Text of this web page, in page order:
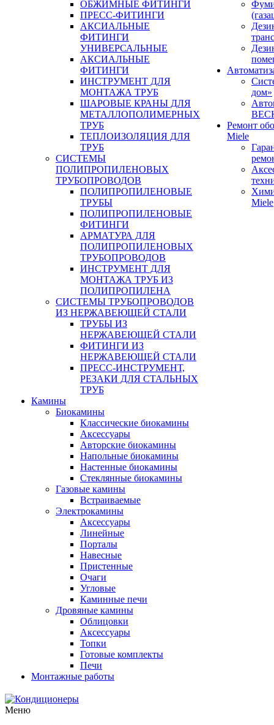
ОБЖИМНЫЕ ФИТИНГИ
ПРЕСС-ФИТИНГИ
АКСИАЛЬНЫЕ
ФИТИНГИ
УНИВЕРСАЛЬНЫЕ
АКСИАЛЬНЫЕ
ФИТИНГИ
ИНСТРУМЕНТ ДЛЯ
МОНТАЖА ТРУБ
ШАРОВЫЕ КРАНЫ ДЛЯ
МЕТАЛЛОПОЛИМЕРНЫХ
ТРУБ
ТЕПЛОИЗОЛЯЦИЯ ДЛЯ
ТРУБ
СИСТЕМЫ
ПОЛИПРОПИЛЕНОВЫХ
ТРУБОПРОВОДОВ
ПОЛИПРОПИЛЕНОВЫЕ
ТРУБЫ
ПОЛИПРОПИЛЕНОВЫЕ
ФИТИНГИ
АРМАТУРА ДЛЯ
ПОЛИПРОПИЛЕНОВЫХ
ТРУБОПРОВОДОВ
ИНСТРУМЕНТ ДЛЯ
МОНТАЖА ТРУБ ИЗ
ПОЛИПРОПИЛЕНА
СИСТЕМЫ ТРУБОПРОВОДОВ
ИЗ НЕРЖАВЕЮЩЕЙ СТАЛИ
ТРУБЫ ИЗ
НЕРЖАВЕЮЩЕЙ СТАЛИ
ФИТИНГИ ИЗ
НЕРЖАВЕЮЩЕЙ СТАЛИ
ПРЕСС-ИНСТРУМЕНТ,
РЕЗАКИ ДЛЯ СТАЛЬНЫХ
ТРУБ
Камины
Биокамины
Классические биокамины
Аксессуары
Авторские биокамины
Напольные биокамины
Настенные биокамины
Стеклянные биокамины
Газовые камины
Встраиваемые
Электрокамины
Аксессуары
Линейные
Порталы
Навесные
Пристенные
Очаги
Угловые
Каминные печи
Дровяные камины
Облицовки
Аксессуары
Топки
Готовые комплекты
Печи
Монтажные работы
дом»
Ремонт
Miele
Miele
Меню